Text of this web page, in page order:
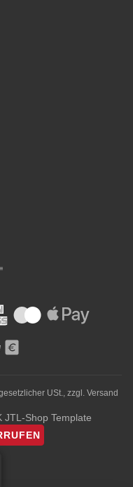
USt., zzgl. Versand
JTL-Shop Template